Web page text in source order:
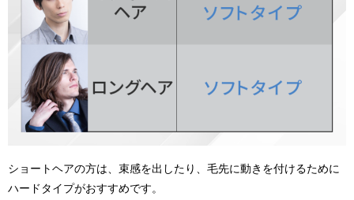
ショートヘアの方は、束感を出したり、毛先に動きを付けるために
ハードタイプがおすすめです。